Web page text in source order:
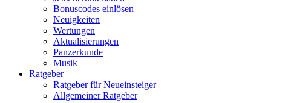
Bonuscodes einlösen
Neuigkeiten
Wertungen
Aktualisierungen
Panzerkunde
Musik
Ratgeber
Ratgeber für Neueinsteiger
Allgemeiner Ratgeber